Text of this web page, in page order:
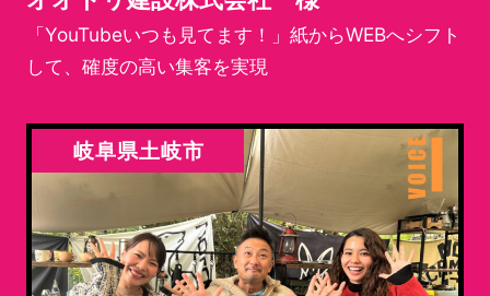
「YouTubeいつも見てます！」紙からWEBへシフト
して、確度の高い集客を実現
岐阜県土岐市